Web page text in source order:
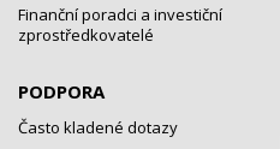
Finanční poradci a investiční
zprostředkovatelé
PODPORA
Často kladené dotazy